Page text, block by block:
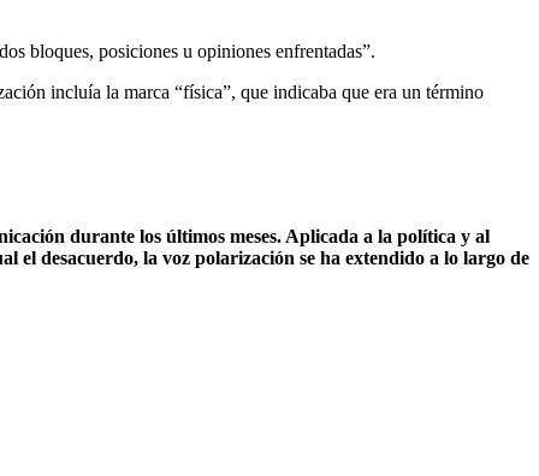
bloques, posiciones u opiniones enfrentadas”.
incluía la marca “física”, que indicaba que era un término
durante los últimos meses. Aplicada a la política y al
el desacuerdo, la voz polarización se ha extendido a lo largo de